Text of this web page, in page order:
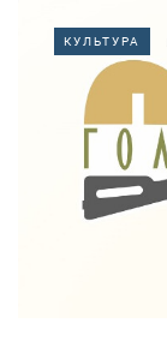
КУЛЬТУРА